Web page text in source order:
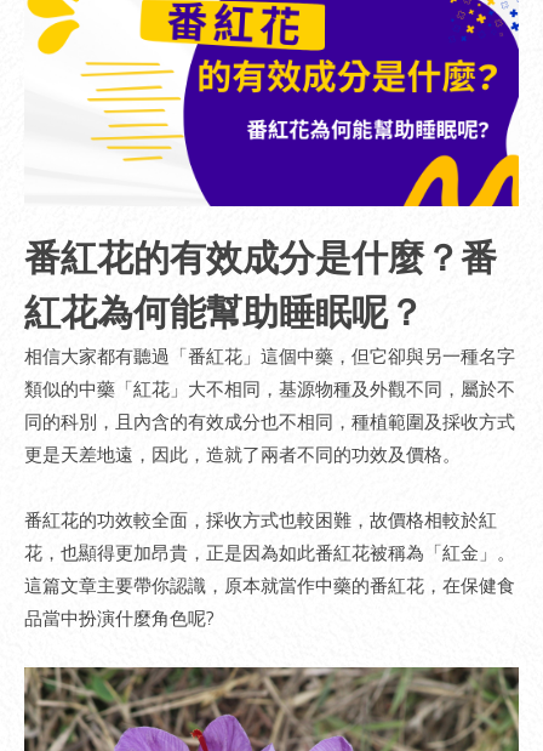
番紅花的有效成分是什麼？番
紅花為何能幫助睡眠呢？
相信大家都有聽過「番紅花」這個中藥，但它卻與另一種名字
類似的中藥「紅花」大不相同，基源物種及外觀不同，屬於不
同的科別，且內含的有效成分也不相同，種植範圍及採收方式
更是天差地遠，因此，造就了兩者不同的功效及價格。
番紅花的功效較全面，採收方式也較困難，故價格相較於紅
花，也顯得更加昂貴，正是因為如此番紅花被稱為「紅金」。
這篇文章主要帶你認識，原本就當作中藥的番紅花，在保健食
品當中扮演什麼角色呢?